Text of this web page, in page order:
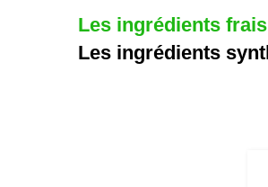
Les ingrédients
Les ingrédients